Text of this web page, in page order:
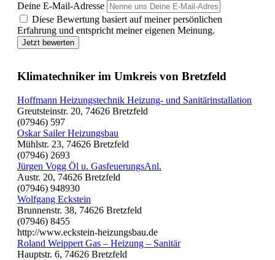
Deine E-Mail-Adresse
Diese Bewertung basiert auf meiner persönlichen
Erfahrung und entspricht meiner eigenen Meinung.
Jetzt bewerten
Klimatechniker im Umkreis von Bretzfeld
Hoffmann Heizungstechnik Heizung- und Sanitärinstallation
Greutsteinstr. 20, 74626 Bretzfeld
(07946) 597
Oskar Sailer Heizungsbau
Mühlstr. 23, 74626 Bretzfeld
(07946) 2693
Jürgen Vogg Öl u. GasfeuerungsAnl.
Austr. 20, 74626 Bretzfeld
(07946) 948930
Wolfgang Eckstein
Brunnenstr. 38, 74626 Bretzfeld
(07946) 8455
http://www.eckstein-heizungsbau.de
Roland Weippert Gas – Heizung – Sanitär
Hauptstr. 6, 74626 Bretzfeld